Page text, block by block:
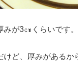
みが3㎝くらいです。
けど、厚みがあるか